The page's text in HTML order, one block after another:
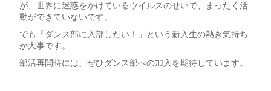
が、世界に迷惑をかけているウイルスのせいで、まったく活
動ができていないです。
でも「ダンス部に入部したい！」という新入生の熱き気持ち
が大事です。
部活再開時には、ぜひダンス部への加入を期待しています。